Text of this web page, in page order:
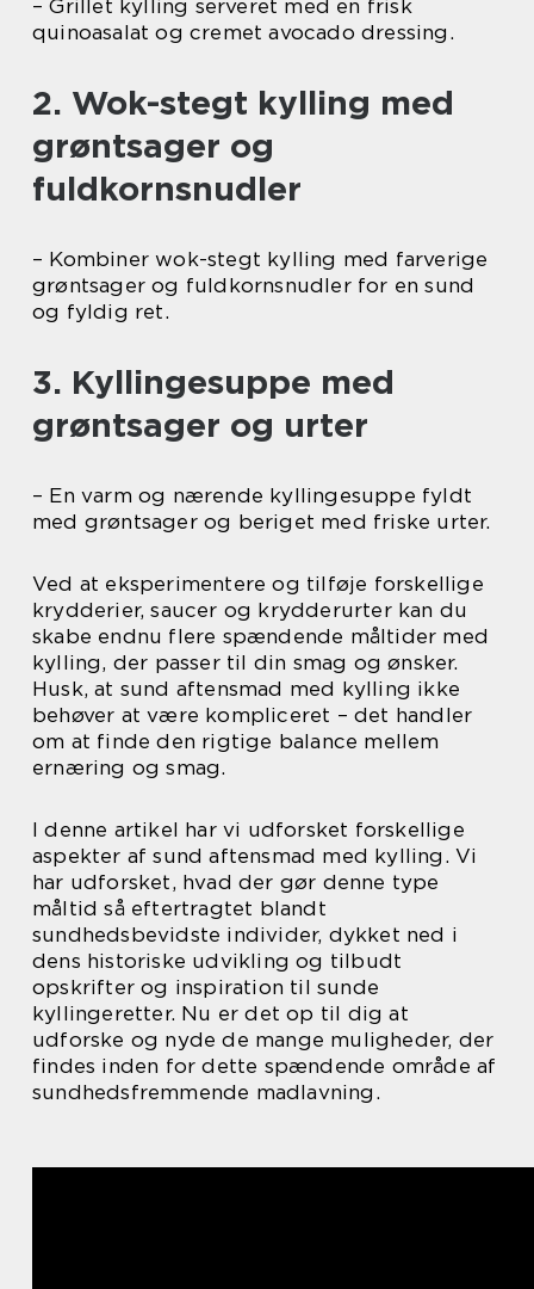
– Grillet kylling serveret med en frisk
quinoasalat og cremet avocado dressing.
2. Wok-stegt kylling med
grøntsager og
fuldkornsnudler
– Kombiner wok-stegt kylling med farverige
grøntsager og fuldkornsnudler for en sund
og fyldig ret.
3. Kyllingesuppe med
grøntsager og urter
– En varm og nærende kyllingesuppe fyldt
med grøntsager og beriget med friske urter.
Ved at eksperimentere og tilføje forskellige
krydderier, saucer og krydderurter kan du
skabe endnu flere spændende måltider med
kylling, der passer til din smag og ønsker.
Husk, at sund aftensmad med kylling ikke
behøver at være kompliceret – det handler
om at finde den rigtige balance mellem
ernæring og smag.
I denne artikel har vi udforsket forskellige
aspekter af sund aftensmad med kylling. Vi
har udforsket, hvad der gør denne type
måltid så eftertragtet blandt
sundhedsbevidste individer, dykket ned i
dens historiske udvikling og tilbudt
opskrifter og inspiration til sunde
kyllingeretter. Nu er det op til dig at
udforske og nyde de mange muligheder, der
findes inden for dette spændende område af
sundhedsfremmende madlavning.